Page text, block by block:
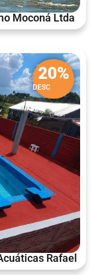
Moconá Ltda
20%
DESC
Rafael